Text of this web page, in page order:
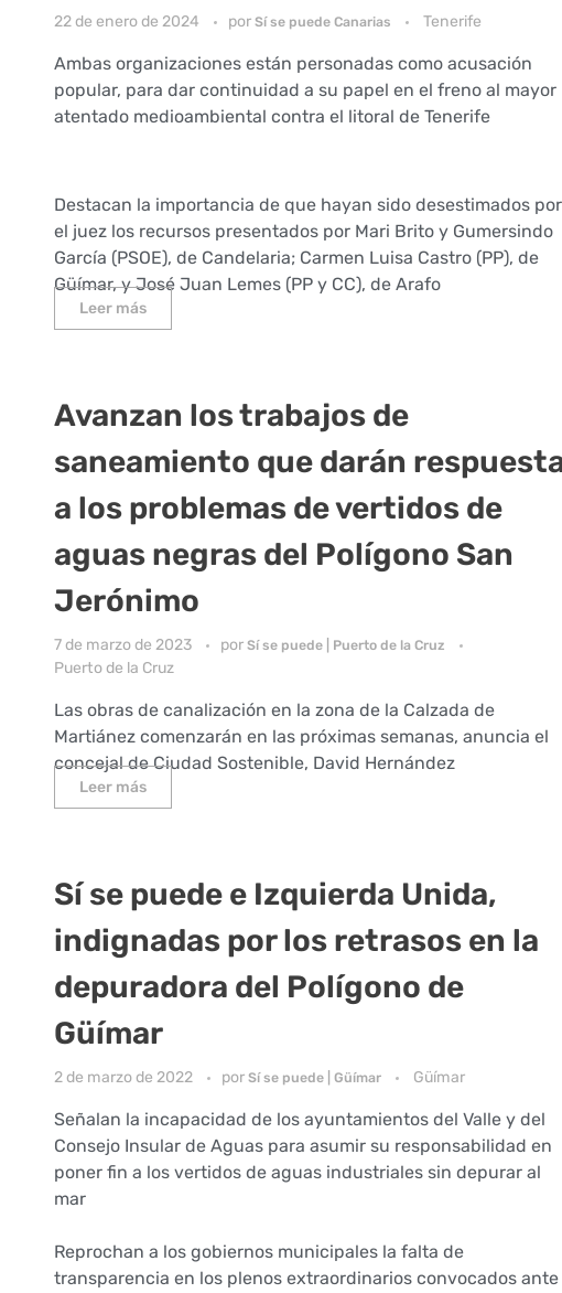
22 de enero de 2024 por Sí se puede Canarias Tenerife
Ambas organizaciones están personadas como acusación
popular, para dar continuidad a su papel en el freno al mayor
atentado medioambiental contra el litoral de Tenerife
Destacan la importancia de que hayan sido desestimados por
el juez los recursos presentados por Mari Brito y Gumersindo
García (PSOE), de Candelaria; Carmen Luisa Castro (PP), de
Güímar, y José Juan Lemes (PP y CC), de Arafo
Leer más
Avanzan los trabajos de
saneamiento que darán
a los problemas de vertidos de
aguas negras del Polígono San
Jerónimo
7 de marzo de 2023 por Sí se puede | Puerto de la Cruz
Puerto de la Cruz
Las obras de canalización en la zona de la Calzada de
Martiánez comenzarán en las próximas semanas, anuncia el
concejal de Ciudad Sostenible, David Hernández
Leer más
Sí se puede e Izquierda Unida,
indignadas por los retrasos en la
depuradora del Polígono de
Güímar
2 de marzo de 2022 por Sí se puede | Güímar Güímar
Señalan la incapacidad de los ayuntamientos del Valle y del
Consejo Insular de Aguas para asumir su responsabilidad en
poner fin a los vertidos de aguas industriales sin depurar al
mar
Reprochan a los gobiernos municipales la falta de
transparencia en los plenos extraordinarios convocados ante